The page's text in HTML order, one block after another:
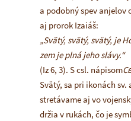
a podobný spev anjelov
aj prorok Izaiáš:
„Svätý, svätý, svätý, je
zem je plná jeho slávy.“
(Iz 6, 3). S csl. nápisom
Svätý, sa pri ikonách
stretávame aj vo
držia v rukách, čo je